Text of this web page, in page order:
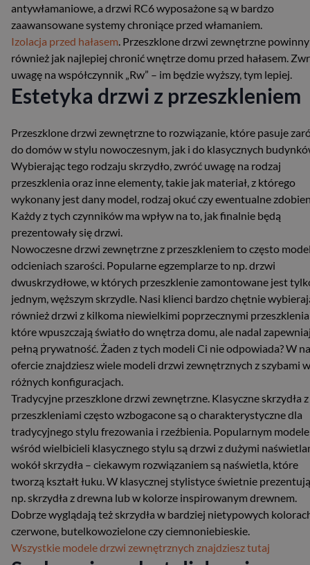
antywłamaniowe, a drzwi RC6 wyposażone są w bardzo
zaawansowane systemy chroniące przed włamaniem.
Izolacja przed hałasem. Przeszklone drzwi zewnętrzne powinny
również jak najlepiej chronić wnętrze domu przed hałasem.
uwagę na współczynnik „Rw” – im będzie wyższy, tym lepiej.
Estetyka drzwi z przeszkleniem
Przeszklone drzwi zewnętrzne to rozwiązanie, które pasuje
do domów w stylu nowoczesnym, jak i do klasycznych
Wybierając tego rodzaju skrzydło, zwróć uwagę na rodzaj
przeszklenia oraz inne elementy, takie jak materiał, z którego
wykonany jest dany model, rodzaj okuć czy ewentualne
Każdy z tych czynników ma wpływ na to, jak finalnie będą
prezentowały się drzwi.
Nowoczesne drzwi zewnętrzne z przeszkleniem to często
odcieniach szarości. Popularne egzemplarze to np. drzwi
dwuskrzydłowe, w których przeszklenie zamontowane jest
jednym, węższym skrzydle. Nasi klienci bardzo chętnie
również drzwi z kilkoma niewielkimi poprzecznymi
które wpuszczają światło do wnętrza domu, ale nadal
pełną prywatność. Żaden z tych modeli Ci nie odpowiada? W
ofercie znajdziesz wiele modeli drzwi zewnętrznych z szybami w
różnych konfiguracjach.
Tradycyjne przeszklone drzwi zewnętrzne. Klasyczne skrzydła z
przeszkleniami często wzbogacone są o charakterystyczne dla
tradycyjnego stylu frezowania i rzeźbienia. Popularnym
wśród wielbicieli klasycznego stylu są drzwi z dużymi
wokół skrzydła – ciekawym rozwiązaniem są naświetla, które
tworzą kształt łuku. W klasycznej stylistyce świetnie
np. skrzydła z drewna lub w kolorze inspirowanym drewnem.
Dobrze wyglądają też skrzydła w bardziej nietypowych
czerwone, butelkowozielone czy ciemnoniebieskie.
Wszystkie modele drzwi zewnętrznych znajdziesz tutaj